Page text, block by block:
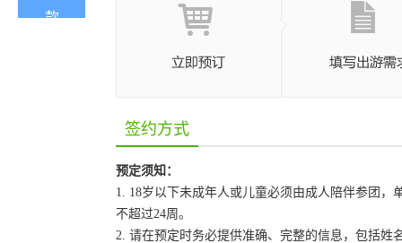
签约方式
预定须知：
1. 18岁以下未成年人或儿童必须由成人陪伴参团
不超过24周。
2. 请在预定时务必提供准确、完整的信息，包括